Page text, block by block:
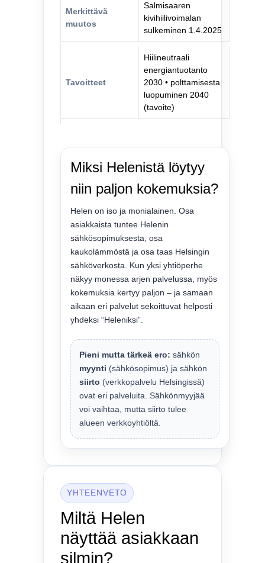
Merkittävä
muutos
Salmisaaren
kivihiilivoimalan
sulkeminen 1.4.2025
Tavoitteet
Hiilineutraali
energiantuotanto
2030 • polttamisesta
luopuminen 2040
(tavoite)
Miksi Helenistä löytyy
niin paljon kokemuksia?
Helen on iso ja monialainen. Osa
asiakkaista tuntee Helenin
sähkösopimuksesta, osa
kaukolämmöstä ja osa taas Helsingin
sähköverkosta. Kun yksi yhtiöperhe
näkyy monessa arjen palvelussa, myös
kokemuksia kertyy paljon – ja samaan
aikaan eri palvelut sekoittuvat helposti
yhdeksi “Heleniksi”.
Pieni mutta tärkeä ero: sähkön
myynti (sähkösopimus) ja sähkön
siirto (verkkopalvelu Helsingissä)
ovat eri palveluita. Sähkönmyyjää
voi vaihtaa, mutta siirto tulee
alueen verkkoyhtiöltä.
YHTEENVETO
Miltä Helen
näyttää asiakkaan
silmin?